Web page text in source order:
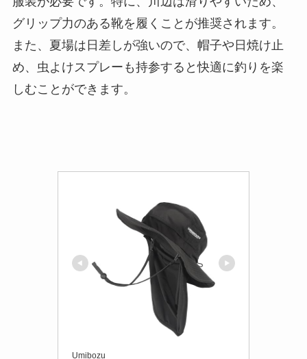
グリップ力のある靴を履くことが推奨されます。
また、夏場は日差しが強いので、帽子や日焼け止
め、虫よけスプレーも持参すると快適に釣りを楽
しむことができます。
Umibozu